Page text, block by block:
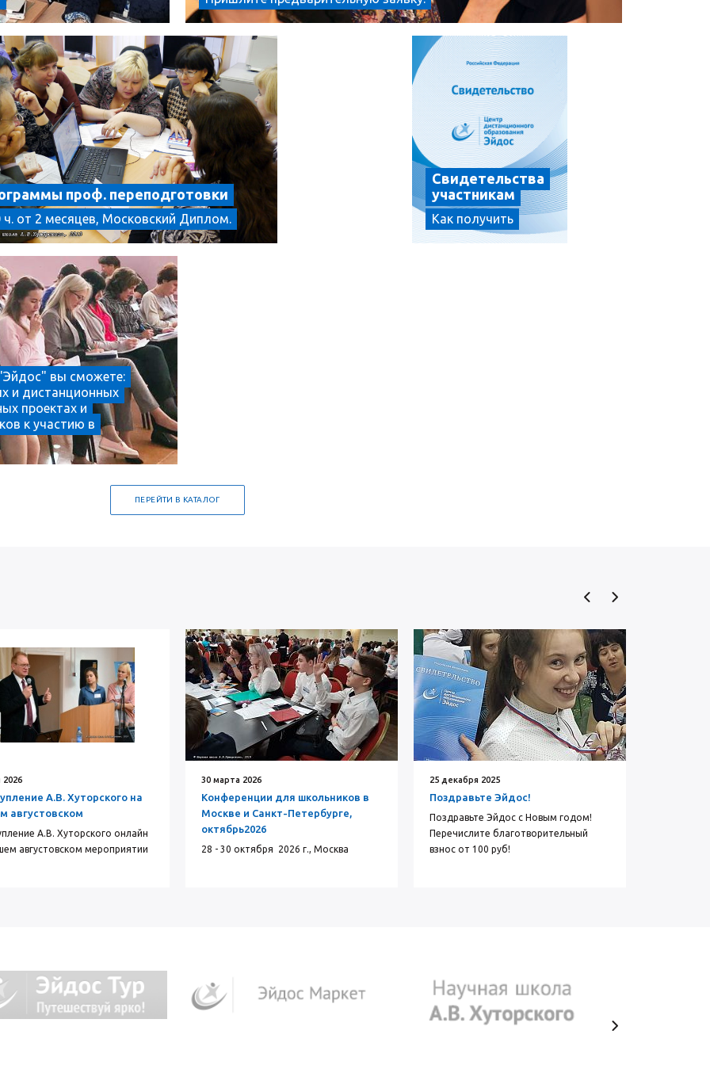
проф. переподготовки
ч. от 2 месяцев, Московский Диплом.
Свидетельства
участникам
Как получить
вы сможете:
и дистанционных
проектах и
к участию в
ПЕРЕЙТИ В КАТАЛОГ
2026
А.В. Хуторского на
августовском
А.В. Хуторского онлайн
августовском мероприятии
30 марта 2026
Конференции для школьников в
Москве и Санкт-Петербурге,
октябрь2026
28 - 30 октября 2026 г., Москва
25 декабря 2025
Поздравьте Эйдос!
Поздравьте Эйдос с Новым годом!
Перечислите благотворительный
взнос от 100 руб!